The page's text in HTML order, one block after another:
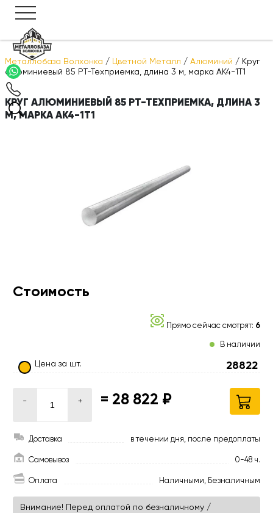
Металлобаза Волхонка / Цветной Металл / Алюминий / Круг
алюминиевый 85 РТ-Техприемка, длина 3 м, марка АК4-1Т1
КРУГ АЛЮМИНИЕВЫЙ 85 РТ-ТЕХПРИЕМКА, ДЛИНА 3
М, МАРКА АК4-1Т1
Стоимость
Прямо сейчас смотрят: 6
В наличии
Цена за шт. 28822
- + = 28 822 ₽
Доставка в течении дня, после предоплаты
Самовывоз 0-48 ч.
Оплата Наличными, Безналичным
Внимание! Перед оплатой по безналичному /